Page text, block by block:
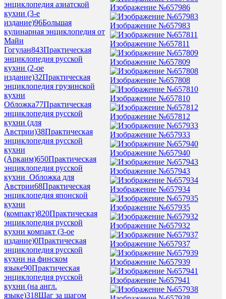
энциклопедия азиатской
кухни (3-е
издание)96Большая
кулинарная энциклопедия от
Майи
Гогулан843Практическая
энциклопедия русской
кухни (2-ое
издание)32Практическая
энциклопедия грузинской
кухни
Обложка77Практическая
энциклопедия русской
кухни (для
Австрии)38Практическая
энциклопедия русской
кухни
(Аркаим)650Практическая
энциклопедия русской
кухни_Обложка для
Австрии68Практическая
энциклопедия японской
кухни
(компакт)820Практическая
энциклопедия русской
кухни компакт (3-ое
издание)0Практическая
энциклопедия русской
кухни на финском
языке90Практическая
энциклопедия русской
кухни (на англ.
языке)318Шаг за шагом
Изображение №657986
Изображение №657983
Изображение №657811
Изображение №657809
Изображение №657808
Изображение №657810
Изображение №657812
Изображение №657933
Изображение №657940
Изображение №657943
Изображение №657934
Изображение №657935
Изображение №657932
Изображение №657937
Изображение №657939
Изображение №657941